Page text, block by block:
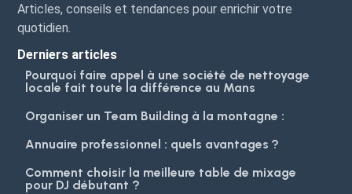
Articles, conseils et tendances pour enrichir votre
quotidien.
Derniers articles
Pourquoi faire appel à une société de nettoyage
locale fait toute la différence au Mans
Organiser un Team Building à la montagne :
Annuaire professionnel : quels avantages ?
Comment choisir la meilleure table de mixage
pour DJ débutant ?